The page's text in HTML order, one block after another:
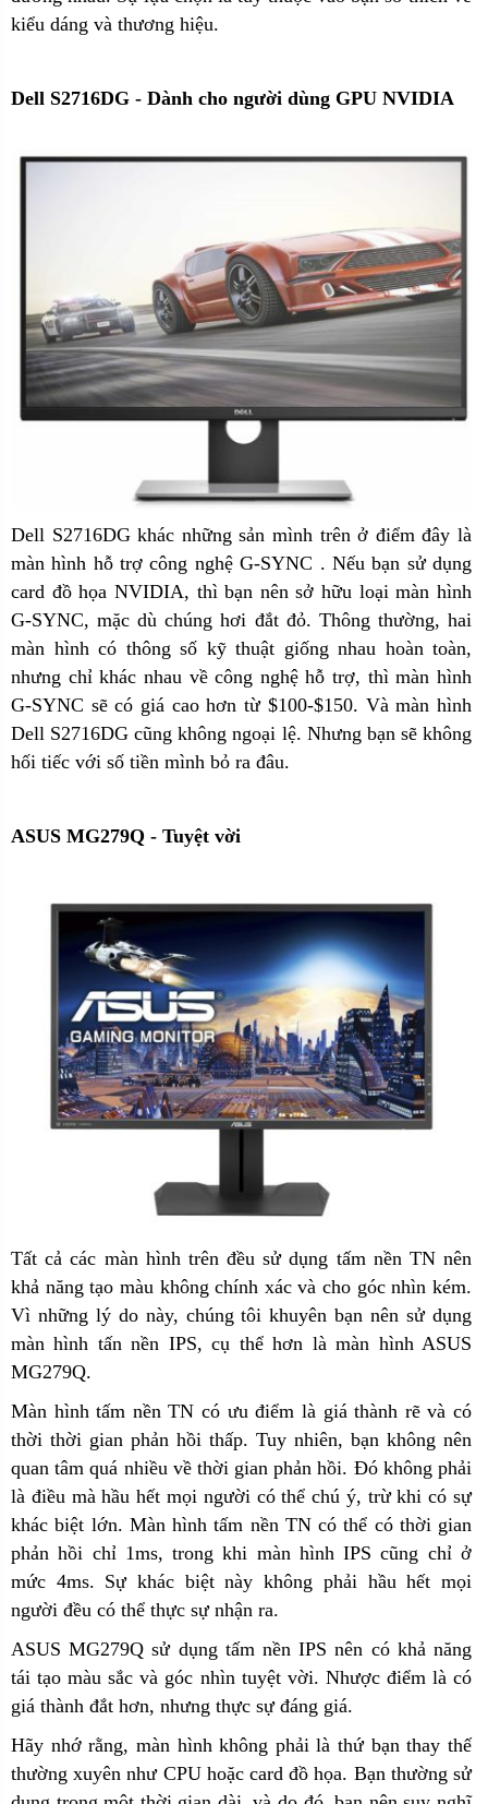
kiểu dáng và thương hiệu.
Dell S2716DG - Dành cho người dùng GPU NVIDIA
Dell S2716DG khác những sản mình trên ở điểm đây là
màn hình hỗ trợ công nghệ G-SYNC . Nếu bạn sử dụng
card đồ họa NVIDIA, thì bạn nên sở hữu loại màn hình
G-SYNC, mặc dù chúng hơi đắt đỏ. Thông thường, hai
màn hình có thông số kỹ thuật giống nhau hoàn toàn,
nhưng chỉ khác nhau về công nghệ hỗ trợ, thì màn hình
G-SYNC sẽ có giá cao hơn từ $100-$150. Và màn hình
Dell S2716DG cũng không ngoại lệ. Nhưng bạn sẽ không
hối tiếc với số tiền mình bỏ ra đâu.
ASUS MG279Q - Tuyệt vời
Tất cả các màn hình trên đều sử dụng tấm nền TN nên
khả năng tạo màu không chính xác và cho góc nhìn kém.
Vì những lý do này, chúng tôi khuyên bạn nên sử dụng
màn hình tấn nền IPS, cụ thể hơn là màn hình ASUS
MG279Q.
Màn hình tấm nền TN có ưu điểm là giá thành rẽ và có
thời thời gian phản hồi thấp. Tuy nhiên, bạn không nên
quan tâm quá nhiều về thời gian phản hồi. Đó không phải
là điều mà hầu hết mọi người có thể chú ý, trừ khi có sự
khác biệt lớn. Màn hình tấm nền TN có thể có thời gian
phản hồi chỉ 1ms, trong khi màn hình IPS cũng chỉ ở
mức 4ms. Sự khác biệt này không phải hầu hết mọi
người đều có thể thực sự nhận ra.
ASUS MG279Q sử dụng tấm nền IPS nên có khả năng
tái tạo màu sắc và góc nhìn tuyệt vời. Nhược điểm là có
giá thành đắt hơn, nhưng thực sự đáng giá.
Hãy nhớ rằng, màn hình không phải là thứ bạn thay thế
thường xuyên như CPU hoặc card đồ họa. Bạn thường sử